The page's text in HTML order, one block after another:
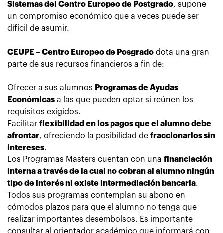
Sistemas del Centro Europeo de Postgrado, supone
un compromiso económico que a veces puede ser
difícil de asumir.
CEUPE – Centro Europeo de Posgrado dota una gran
parte de sus recursos financieros a fin de:
Ofrecer a sus alumnos Programas de Ayudas
Económicas a las que pueden optar si reúnen los
requisitos exigidos.
Facilitar flexibilidad en los pagos que el alumno debe
afrontar, ofreciendo la posibilidad de fraccionarlos sin
intereses.
Los Programas Masters cuentan con una financiación
interna a través de la cual no cobran al alumno ningún
tipo de interés ni existe intermediación bancaria.
Todos sus programas contemplan su abono en
cómodos plazos para que el alumno no tenga que
realizar importantes desembolsos. Es importante
consultar al orientador académico que informará con